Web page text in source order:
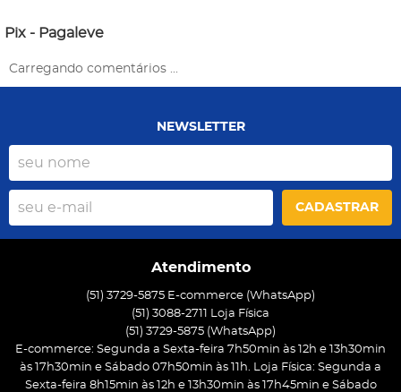
Pix - Pagaleve
Carregando comentários ...
NEWSLETTER
CADASTRAR
Atendimento
(51) 3729-5875 E-commerce (WhatsApp)
(51) 3088-2711 Loja Física
(51) 3729-5875 (WhatsApp)
E-commerce: Segunda a Sexta-feira 7h50min às 12h e 13h30min
às 17h30min e Sábado 07h50min às 11h. Loja Física: Segunda a
Sexta-feira 8h15min às 12h e 13h30min às 17h45min e Sábado